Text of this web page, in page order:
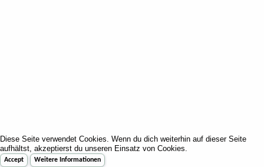
Diese Seite verwendet Cookies. Wenn du dich weiterhin auf dieser Seite
aufhältst, akzeptierst du unseren Einsatz von Cookies.
Accept Weitere Informationen